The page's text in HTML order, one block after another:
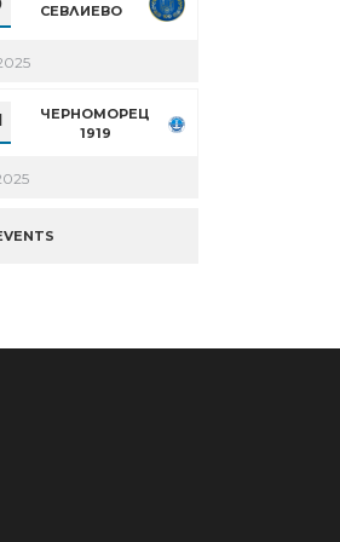
СЕВЛИЕВО
ЧЕРНОМОРЕЦ
1919